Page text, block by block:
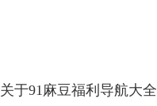
关于91麻豆福利导航大全